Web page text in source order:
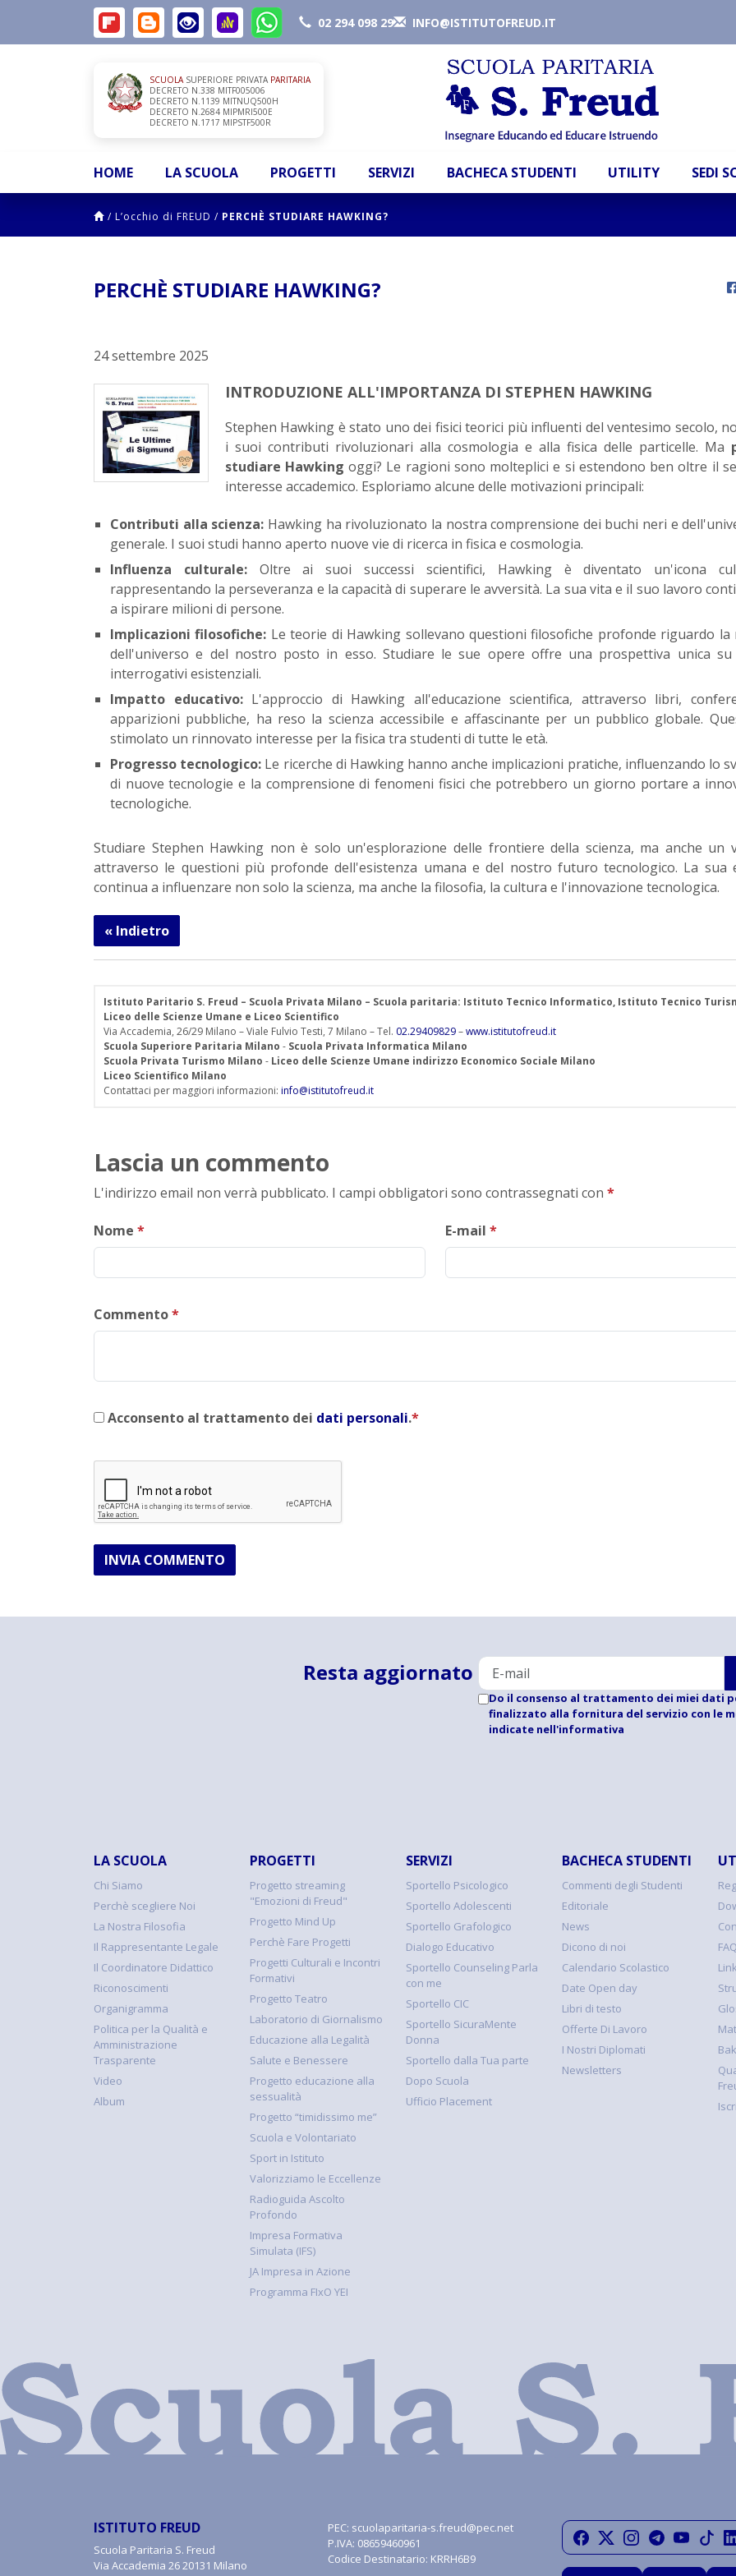
02 294 098 29 INFO@ISTITUTOFREUD.IT
SCUOLASUPERIORE PRIVATA PARITARIA
DECRETO N.338 MITF005006
DECRETO N.1139 MITNUQ500H
DECRETO N.2684 MIPMRI500E
DECRETO N.1717 MIPSTF500R
HOME LA SCUOLA PROGETTI SERVIZI BACHECA STUDENTI UTILITY SEDI
/ L’occhio di FREUD / PERCHÈ STUDIARE HAWKING?
PERCHÈ STUDIARE HAWKING?
24 settembre 2025
INTRODUZIONE ALL'IMPORTANZA DI STEPHEN HAWKING
Stephen Hawking è stato uno dei fisici teorici più influenti del ventesimo secolo,
i suoi contributi rivoluzionari alla cosmologia e alla fisica delle particelle. Ma
studiare Hawking oggi? Le ragioni sono molteplici e si estendono ben oltre il
interesse accademico. Esploriamo alcune delle motivazioni principali:
Contributi alla scienza: Hawking ha rivoluzionato la nostra comprensione dei buchi neri e
generale. I suoi studi hanno aperto nuove vie di ricerca in fisica e cosmologia.
Influenza culturale:Oltre ai suoi successi scientifici, Hawking è diventato un'icona
rappresentando la perseveranza e la capacità di superare le avversità. La sua vita e il suo lavoro
a ispirare milioni di persone.
Implicazioni filosofiche: Le teorie di Hawking sollevano questioni filosofiche profonde riguardo la
dell'universo e del nostro posto in esso. Studiare le sue opere offre una prospettiva unica su
interrogativi esistenziali.
Impatto educativo:L'approccio di Hawking all'educazione scientifica, attraverso libri,
apparizioni pubbliche, ha reso la scienza accessibile e affascinante per un pubblico globale.
stimolato un rinnovato interesse per la fisica tra studenti di tutte le età.
Progresso tecnologico: Le ricerche di Hawking hanno anche implicazioni pratiche, influenzando lo
di nuove tecnologie e la comprensione di fenomeni fisici che potrebbero un giorno portare a
tecnologiche.
Studiare Stephen Hawking non è solo un'esplorazione delle frontiere della scienza, ma anche un
attraverso le questioni più profonde dell'esistenza umana e del nostro futuro tecnologico. La sua
continua a influenzare non solo la scienza, ma anche la filosofia, la cultura e l'innovazione tecnologica.
« Indietro
Istituto Paritario S. Freud – Scuola Privata Milano – Scuola paritaria: Istituto Tecnico Informatico, Istituto Tecnico
Liceo delle Scienze Umane e Liceo Scientifico
Via Accademia, 26/29 Milano – Viale Fulvio Testi, 7 Milano – Tel. 02.29409829–www.istitutofreud.it
Scuola Superiore Paritaria Milano - Scuola Privata Informatica Milano
Scuola Privata Turismo Milano - Liceo delle Scienze Umane indirizzo Economico Sociale Milano
Liceo Scientifico Milano
Contattaci per maggiori informazioni: info@istitutofreud.it
Lascia un commento
L'indirizzo email non verrà pubblicato. I campi obbligatori sono contrassegnati con *
Nome * E-mail *
Commento*
Acconsento al trattamento dei dati personali.*
INVIA COMMENTO
Resta aggiornato
Do il consenso al trattamento dei miei dati
finalizzato alla fornitura del servizio con le
indicate nell'informativa
LA SCUOLA
Chi Siamo
Perchè scegliere Noi
La Nostra Filosofia
Il Rappresentante Legale
Il Coordinatore Didattico
Riconoscimenti
Organigramma
Politica per la Qualità e
Amministrazione
Trasparente
Video
Album
PROGETTI
Progetto streaming
"Emozioni di Freud"
Progetto Mind Up
Perchè Fare Progetti
Progetti Culturali e Incontri
Formativi
Progetto Teatro
Laboratorio di Giornalismo
Educazione alla Legalità
Salute e Benessere
Progetto educazione alla
sessualità
Progetto “timidissimo me”
Scuola e Volontariato
Sport in Istituto
Valorizziamo le Eccellenze
Radioguida Ascolto
Profondo
Impresa Formativa
Simulata (IFS)
JA Impresa in Azione
Programma FIxO YEI
SERVIZI
Sportello Psicologico
Sportello Adolescenti
Sportello Grafologico
Dialogo Educativo
Sportello Counseling Parla
con me
Sportello CIC
Sportello SicuraMente
Donna
Sportello dalla Tua parte
Dopo Scuola
Ufficio Placement
BACHECA STUDENTI
Commenti degli Studenti
Editoriale
News
Dicono di noi
Calendario Scolastico
Date Open day
Libri di testo
Offerte Di Lavoro
I Nostri Diplomati
Newsletters
FAQ
ISTITUTO FREUD
Scuola Paritaria S. Freud
Via Accademia 26 20131 Milano
PEC: scuolaparitaria-s.freud@pec.net
P.IVA: 08659460961
Codice Destinatario: KRRH6B9